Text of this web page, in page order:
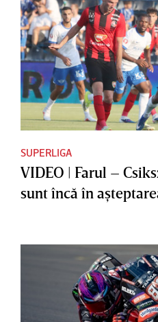
SUPERLIGA
VIDEO | Farul –
sunt încă în